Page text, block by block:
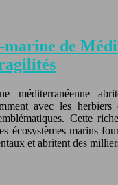
marine de
méditerranéenne
avec les
Cette
écosystèmes marins
et abritent des